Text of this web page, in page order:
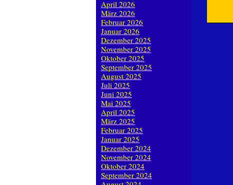
April 2026
März 2026
Februar 2026
Januar 2026
Dezember 2025
November 2025
Oktober 2025
September 2025
August 2025
Juli 2025
Juni 2025
Mai 2025
April 2025
März 2025
Februar 2025
Januar 2025
Dezember 2024
November 2024
Oktober 2024
September 2024